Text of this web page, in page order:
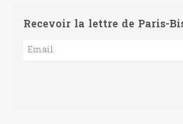
Recevoir la lettre de Paris-